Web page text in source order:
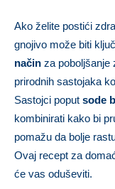
Ako želite postići
gnojivo može biti
način za poboljšanje
prirodnih sastojaka
Sastojci poput sode
kombinirati kako bi
pomažu da bolje
Ovaj recept za
će vas oduševiti.